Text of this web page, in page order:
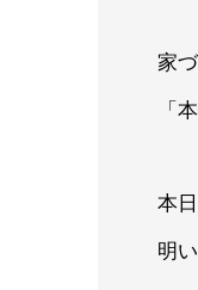
家
「
本
明